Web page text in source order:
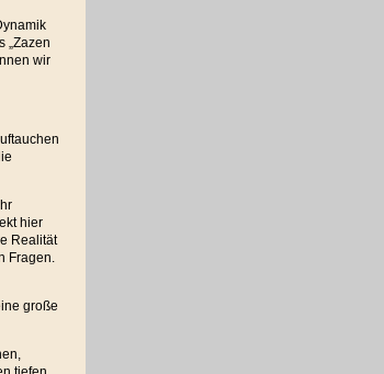
„Zazen
wir
hier
Realität
Fragen.
große